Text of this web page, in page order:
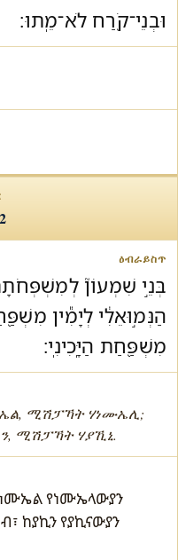
וּבְנֵי־קֹ֖רַח לֹא־מֵֽתוּ׃
בְּנֵ֣י שִׁמְעוֹן֘
הַנְּמ֣וּאֵלִ֔י לְיָמִ֕ין
מִשְׁפַּ֖חַת הַיָּֽכִינִֽי׃
ሚሽፓኻት ሃነሙኤሊ;
ሚሽፓኻት ሃያኺኒ.
የነሙኤላውያን
ከያኪን የያኪናውያን